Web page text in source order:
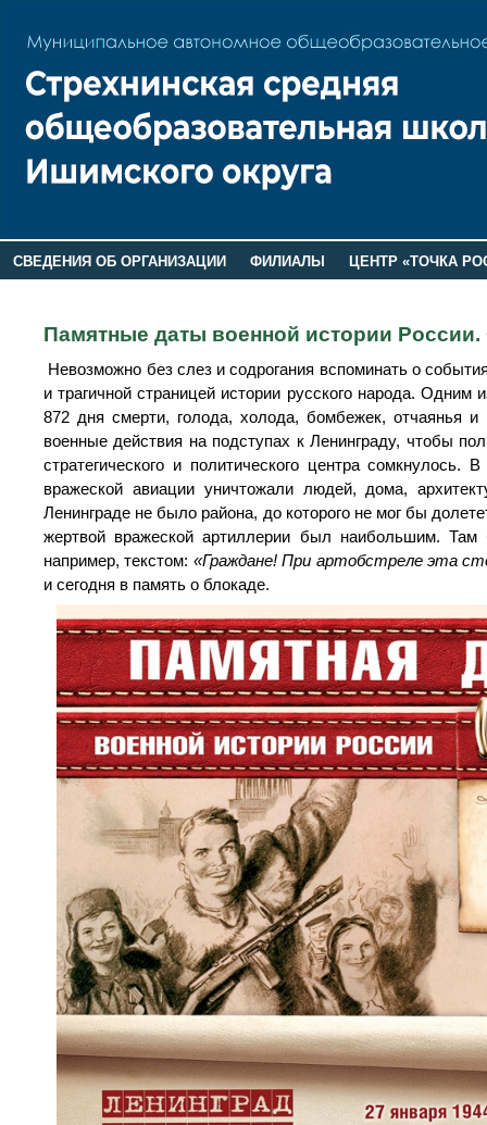
СВЕДЕНИЯ ОБ ОРГАНИЗАЦИИ ФИЛИАЛЫ
ЦЕНТР «ТОЧКА
Памятные даты военной истории
Невозможно без слез и содрогания вспоминать о
и трагичной страницей истории русского народа.
872 дня смерти, голода, холода, бомбежек, отчаянья
военные действия на подступах к Ленинграду, чтобы
стратегического и политического центра
вражеской авиации уничтожали людей, дома,
Ленинграде не было района, до которого не мог бы
жертвой вражеской артиллерии был наибольшим.
например, текстом: «Граждане! При артобстреле эта
и сегодня в память о блокаде.